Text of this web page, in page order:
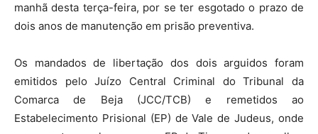
manhã desta terça-feira, por se ter esgotado o prazo de
dois anos de manutenção em prisão preventiva.
Os mandados de libertação dos dois arguidos foram
emitidos pelo Juízo Central Criminal do Tribunal da
Comarca de Beja (JCC/TCB) e remetidos ao
Estabelecimento Prisional (EP) de Vale de Judeus, onde